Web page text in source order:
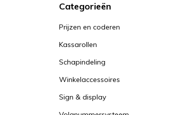
Categorieën
Prijzen en coderen
Kassarollen
Schapindeling
Winkelaccessoires
Sign & display